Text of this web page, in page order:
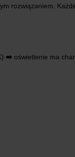
rozwiązaniem.
➡️ oświetlenie ma